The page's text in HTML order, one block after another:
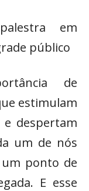
em
público
de
estimulam
despertam
um de nós
ponto de
E esse